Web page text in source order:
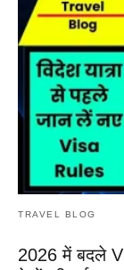
TRAVEL BLOG
2026 में बदले